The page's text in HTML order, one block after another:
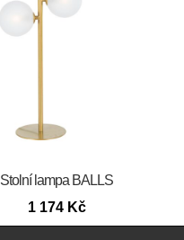
Stolní lampa BALLS
1 174 Kč